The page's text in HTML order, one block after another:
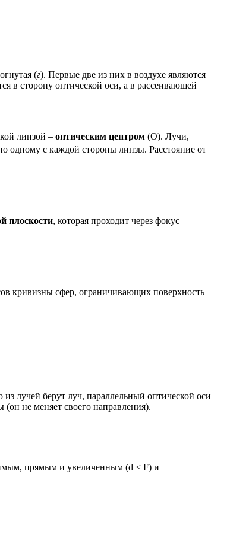
(г). Первые две из них в воздухе являются
в сторону оптической оси, а в рассеивающей
линзой – оптическим центром (О). Лучи,
одному с каждой стороны линзы. Расстояние от
плоскости, которая проходит через фокус
кривизны сфер, ограничивающих поверхность
лучей берут луч, параллельный оптической оси
не меняет своего направления).
прямым и увеличенным (d < F) и